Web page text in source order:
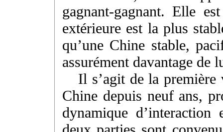
gagnant-gagnant. Elle
extérieure est la plus
qu’une Chine stable,
assurément davantage de
Il s’agit de la première
Chine depuis neuf ans,
dynamique